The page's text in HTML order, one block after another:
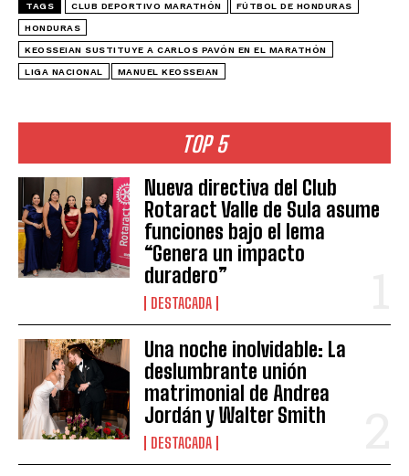
TOP 5
Nueva directiva del Club
Rotaract Valle de Sula asume
funciones bajo el lema
“Genera un impacto
duradero”
DESTACADA
Una noche inolvidable: La
deslumbrante unión
matrimonial de Andrea
Jordán y Walter Smith
DESTACADA
TAGS CLUB DEPORTIVO MARATHÓN FÚTBOL DE HONDURAS
HONDURAS
KEOSSEIAN SUSTITUYE A CARLOS PAVÓN EN EL MARATHÓN
LIGA NACIONAL MANUEL KEOSSEIAN